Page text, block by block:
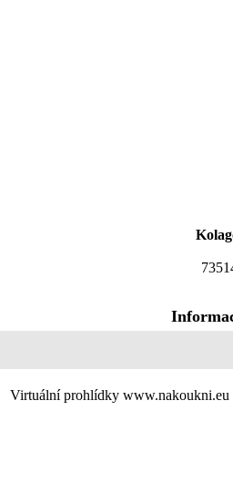
Virtuální prohlídky www.nakoukni.eu